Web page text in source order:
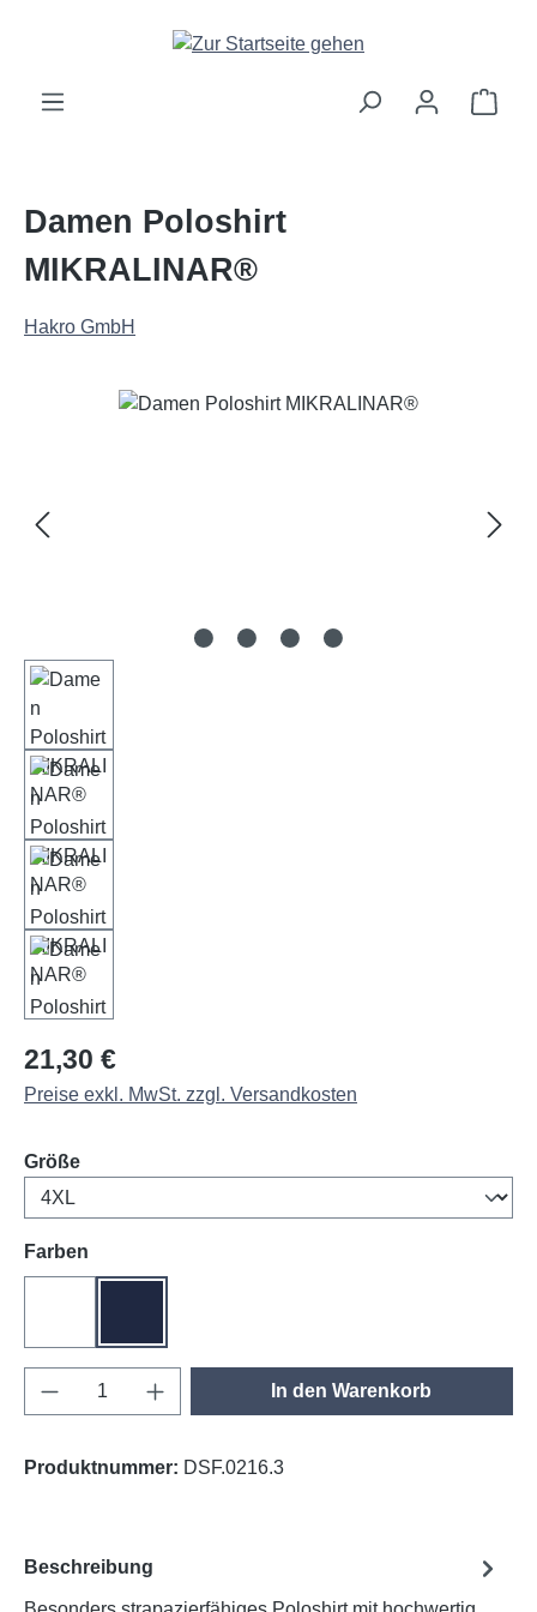
Zum Hauptinhalt springen
Damen Poloshirt
MIKRALINAR®
Hakro GmbH
Bildergalerie überspringen
Regulärer Preis:
21,30 €
Preise exkl. MwSt. zzgl. Versandkosten
Größeauswählen
Farben
Produkt Anzahl: Gib den gewünschten
In den Warenkorb
Produktnummer: DSF.0216.3
Beschreibung